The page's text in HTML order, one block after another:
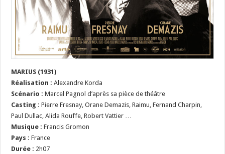
MARIUS (1931)
Réalisation :Alexandre Korda
Scénario : Marcel Pagnol d’après sa pièce de théâtre
Casting :Pierre Fresnay, Orane Demazis, Raimu, Fernand Charpin,
Paul Dullac, Alida Rouffe, Robert Vattier …
Musique : Francis Gromon
Pays : France
Durée : 2h07